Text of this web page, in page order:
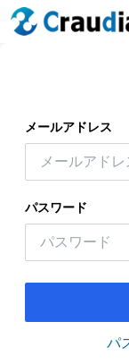
メールアドレス
パスワード
パ